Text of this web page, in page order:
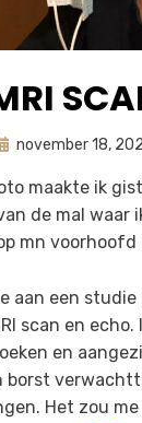
doorastrid
november 18,
maakte ik
de mal waar
mn voorhoofd
aan een studie
scan en
en
borst
Het zou